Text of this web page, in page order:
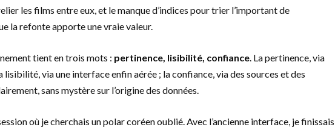
les films entre eux, et le manque d’indices pour trier l’important de
la refonte apporte une vraie valeur.
tient en trois mots : pertinence, lisibilité, confiance. La pertinence, via
lisibilité, via une interface enfin aérée ; la confiance, via des sources et des
sans mystère sur l’origine des données.
où je cherchais un polar coréen oublié. Avec l’ancienne interface, je finissais